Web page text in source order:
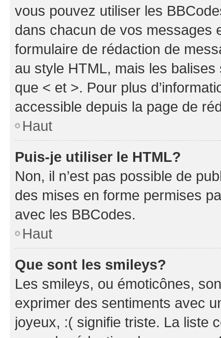
vous pouvez utiliser les
dans chacun de vos messages
formulaire de rédaction de
au style HTML, mais les
que < et >. Pour plus
accessible depuis la page de
Haut
Puis-je utiliser le HTML?
Non, il n’est pas possible de
des mises en forme permises
avec les BBCodes.
Haut
Que sont les smileys?
Les smileys, ou émoticônes,
exprimer des sentiments avec
joyeux, :( signifie triste. La liste